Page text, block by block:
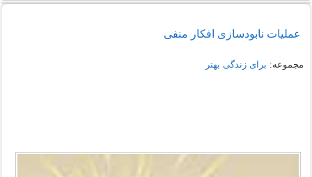
عملیات نابودسازی افکار منفی
مجموعه: برای زندگی بهتر